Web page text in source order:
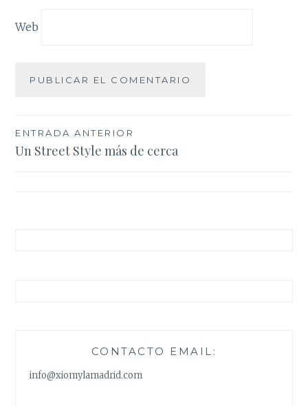
Web
Navegación
de
ENTRADA ANTERIOR
Un Street Style más de cerca
CONTACTO EMAIL:
info@xiomylamadrid.com